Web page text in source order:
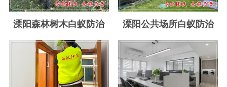
松阳白蚁防治
云和白蚁防治
庆元白蚁防治
溧阳森林树木白蚁防治 溧阳公共场所白蚁防治